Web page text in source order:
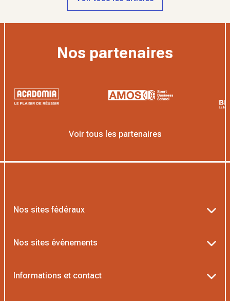
Nos partenaires
Voir tous les partenaires
Nos sites fédéraux
Nos sites événements
Informations et contact